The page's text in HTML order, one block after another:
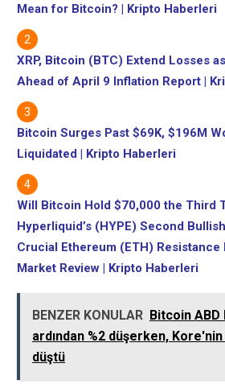
Mean for Bitcoin? | Kripto Haberleri
XRP, Bitcoin (BTC) Extend Losses
Ahead of April 9 Inflation Report |
Bitcoin Surges Past $69K, $196M
Liquidated | Kripto Haberleri
Will Bitcoin Hold $70,000 the Third
Hyperliquid’s (HYPE) Second
Crucial Ethereum (ETH) Resistance
Market Review | Kripto Haberleri
BENZER KONULAR Bitcoin ABD
ardından %2 düşerken,
düştü